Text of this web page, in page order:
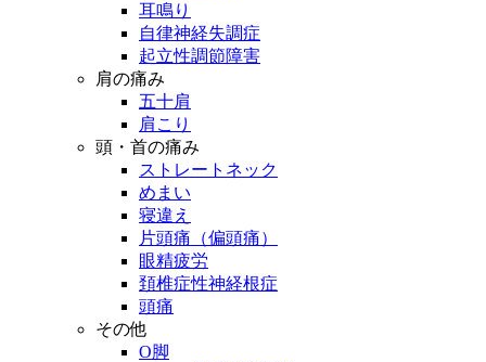
耳鳴り
自律神経失調症
起立性調節障害
肩の痛み
五十肩
肩こり
頭・首の痛み
ストレートネック
めまい
寝違え
片頭痛（偏頭痛）
眼精疲労
頚椎症性神経根症
頭痛
その他
O脚